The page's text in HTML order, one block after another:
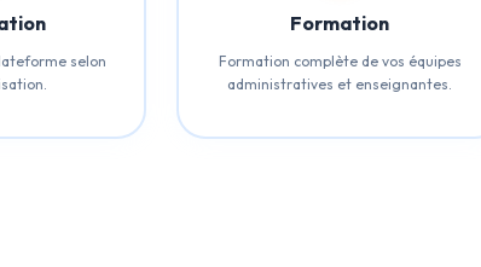
selon
Formation
Formation complète de vos équipes
administratives et enseignantes.